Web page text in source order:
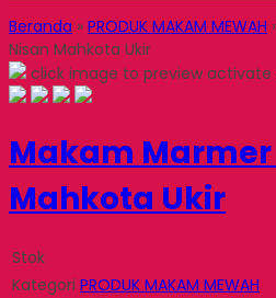
Beranda » PRODUK MAKAM MEWAH
Nisan Mahkota Ukir
click image to preview activate
Makam Marmer
Mahkota Ukir
Stok
Kategori PRODUK MAKAM MEWAH